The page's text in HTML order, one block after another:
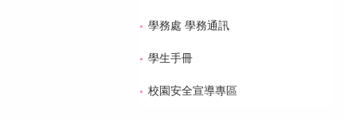
學務處 學務通訊
學生手冊
校園安全宣導專區